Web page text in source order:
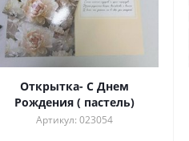
Открытка- С Днем
Рождения ( пастель)
Артикул: 023054